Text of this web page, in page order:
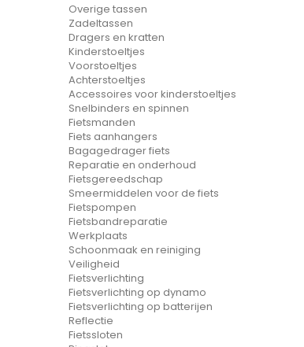
Overige tassen
Zadeltassen
Dragers en kratten
Kinderstoeltjes
Voorstoeltjes
Achterstoeltjes
Accessoires voor kinderstoeltjes
Snelbinders en spinnen
Fietsmanden
Fiets aanhangers
Bagagedrager fiets
Reparatie en onderhoud
Fietsgereedschap
Smeermiddelen voor de fiets
Fietspompen
Fietsbandreparatie
Werkplaats
Schoonmaak en reiniging
Veiligheid
Fietsverlichting
Fietsverlichting op dynamo
Fietsverlichting op batterijen
Reflectie
Fietssloten